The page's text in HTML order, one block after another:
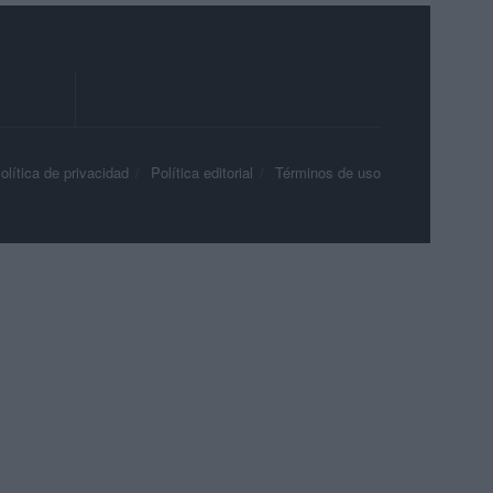
de privacidad Política editorial Términos de uso